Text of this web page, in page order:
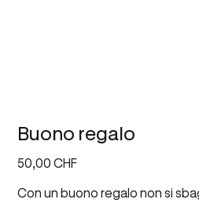
Buono regalo
50,00 CHF
Con un buono regalo non si